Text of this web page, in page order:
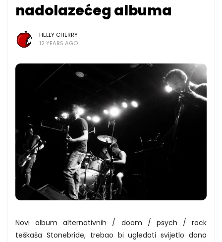
nadolazećeg albuma
HELLY CHERRY
12 YEARS AGO
Novi album alternativnih / doom / psych / rock
teškaša Stonebride, trebao bi ugledati svijetlo dana